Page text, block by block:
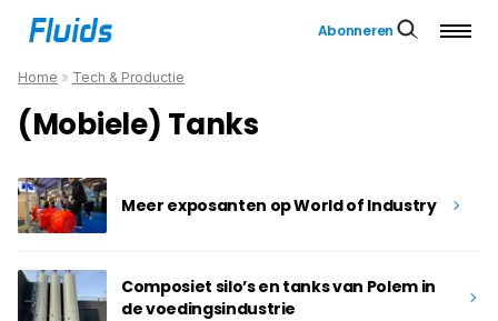
Abonneren
Home » Tech & Productie
(Mobiele) Tanks
Meer exposanten op World of Industry
Composiet silo’s en tanks van Polem in
de voedingsindustrie